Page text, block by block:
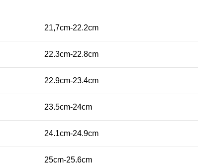
21,7cm-22.2cm
22.3cm-22.8cm
22.9cm-23.4cm
23.5cm-24cm
24.1cm-24.9cm
25cm-25.6cm